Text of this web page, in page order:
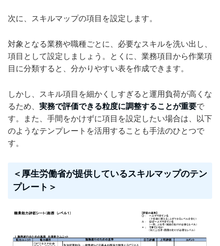
次に、スキルマップの項目を設定します。
対象となる業務や職種ごとに、必要なスキルを洗い出し、
項目として設定しましょう。とくに、業務項目から作業項
目に分類すると、分かりやすい表を作成できます。
しかし、スキル項目を細かくしすぎると運用負荷が高くな
るため、 実務で評価できる粒度に調整することが重要で
す。また、手間をかけずに項目を設定したい場合は、以下
のようなテンプレートを活用することも手法のひとつで
す。
＜厚生労働省が提供しているスキルマップのテン
プレート＞